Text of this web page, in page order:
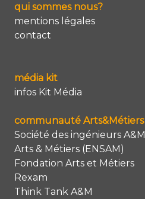
qui sommes nous?
mentions légales
contact
média kit
infos Kit Média
communauté Arts&Métiers
Société des ingénieurs A&M
Arts & Métiers (ENSAM)
Fondation Arts et Métiers
Rexam
Think Tank A&M